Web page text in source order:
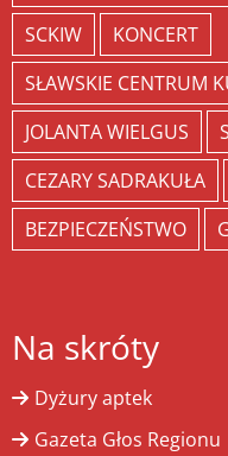
SCKIW
KONCERT
SŁAWSKIE CENTRUM
JOLANTA WIELGUS
CEZARY SADRAKUŁA
BEZPIECZEŃSTWO
Na skróty
Dyżury aptek
Gazeta Głos Regionu